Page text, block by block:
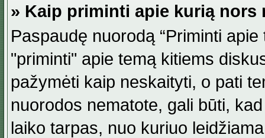
» Kaip priminti apie kurią nors
Paspaudę nuorodą “Priminti
"priminti" apie temą kitiems
pažymėti kaip neskaityti, o pati
nuorodos nematote, gali būti,
laiko tarpas, nuo kuriuo